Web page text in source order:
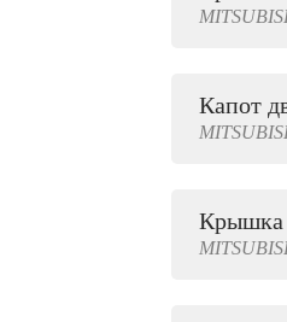
Капот
Крышка